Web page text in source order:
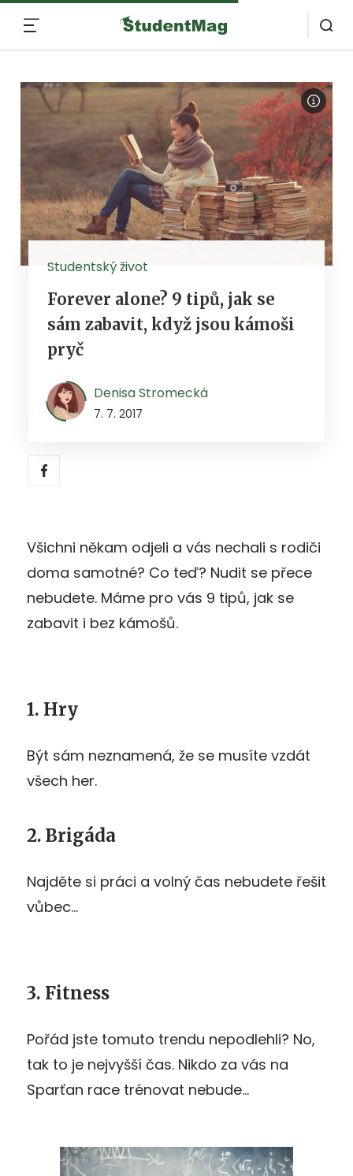
Studentský život
Forever alone? 9 tipů, jak se
sám zabavit, když jsou kámoši
pryč
Denisa Stromecká
7. 7. 2017
Všichni někam odjeli a vás nechali s rodiči
doma samotné? Co teď? Nudit se přece
nebudete. Máme pro vás 9 tipů, jak se
zabavit i bez kámošů.
1. Hry
Být sám neznamená, že se musíte vzdát
všech her.
2. Brigáda
Najděte si práci a volný čas nebudete řešit
vůbec…
3. Fitness
Pořád jste tomuto trendu nepodlehli? No,
tak to je nejvyšší čas. Nikdo za vás na
Sparťan race trénovat nebude…